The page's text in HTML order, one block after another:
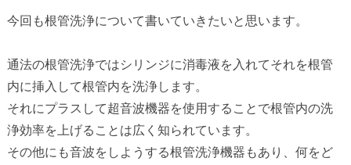
精密根管治療の治療費
今回も根管洗浄について書いていきたいと思います。
通法の根管洗浄ではシリンジに消毒液を入れてそれを根管
内に挿入して根管内を洗浄します。
それにプラスして超音波機器を使用することで根管内の洗
浄効率を上げることは広く知られています。
その他にも音波をしようする根管洗浄機器もあり、何をど